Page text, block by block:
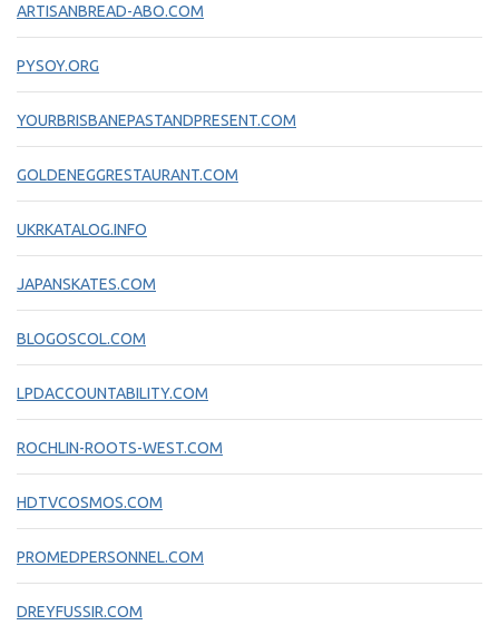
ARTISANBREAD-ABO.COM
PYSOY.ORG
YOURBRISBANEPASTANDPRESENT.COM
GOLDENEGGRESTAURANT.COM
UKRKATALOG.INFO
JAPANSKATES.COM
BLOGOSCOL.COM
LPDACCOUNTABILITY.COM
ROCHLIN-ROOTS-WEST.COM
HDTVCOSMOS.COM
PROMEDPERSONNEL.COM
DREYFUSSIR.COM